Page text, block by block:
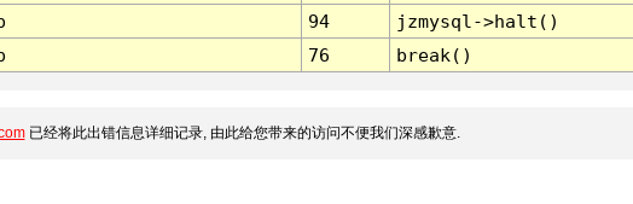
94
jzmysql->halt()
76 break()
已经将此出错信息详细记录, 由此给您带来的访问不便我们深感歉意.